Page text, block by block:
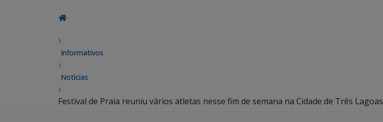
Informativos
Notícias
Festival de Praia reuniu vários atletas nesse fim de semana na Cidade de Três Lagoas